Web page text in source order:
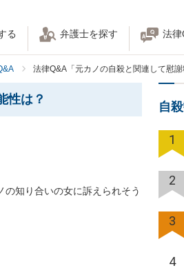
る 弁護士を探す 法律
法律Q&A「元カノの自殺と関連して慰謝
性は？
知り合いの女に訴えられそう
自
1
2
3
4